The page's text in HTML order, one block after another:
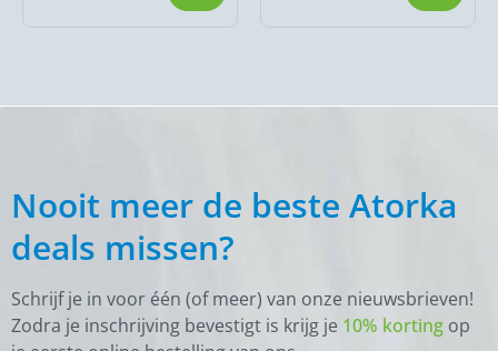
Nooit meer de beste Atorka
deals missen?
Schrijf je in voor één (of meer) van onze nieuwsbrieven!
Zodra je inschrijving bevestigt is krijg je 10% korting op